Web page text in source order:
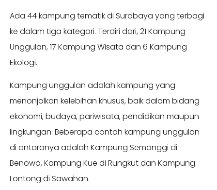
Ada 44 kampung tematik di Surabaya yang terbagi
ke dalam tiga kategori. Terdiri dari, 21 Kampung
Unggulan, 17 Kampung Wisata dan 6 Kampung
Ekologi.
Kampung unggulan adalah kampung yang
menonjolkan kelebihan khusus, baik dalam bidang
ekonomi, budaya, pariwisata, pendidikan maupun
lingkungan. Beberapa contoh kampung unggulan
di antaranya adalah Kampung Semanggi di
Benowo, Kampung Kue di Rungkut dan Kampung
Lontong di Sawahan.